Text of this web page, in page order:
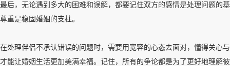
最后，无论遇到多大的困难和误解，都要记住双方的感情是处理问题的
尊重是稳固婚姻的支柱。
在处理伴侣不承认错误的问题时，需要用宽容的心态去面对，懂得关心
才能让婚姻生活更加美满幸福。记住，所有的争论都是为了更好地理解